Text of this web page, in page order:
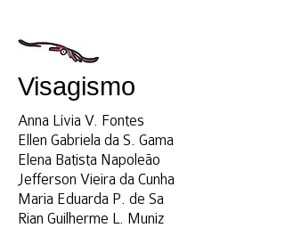
Visagismo
Anna Lívia V. Fontes
Ellen Gabriela da S. Gama
Elena Batista Napoleão
Jefferson Vieira da Cunha
Maria Eduarda P. de Sa
Rian Guilherme L. Muniz